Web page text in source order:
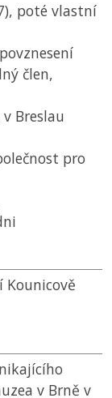
poté vlastní
člen,
Breslau
pro
v Brně v